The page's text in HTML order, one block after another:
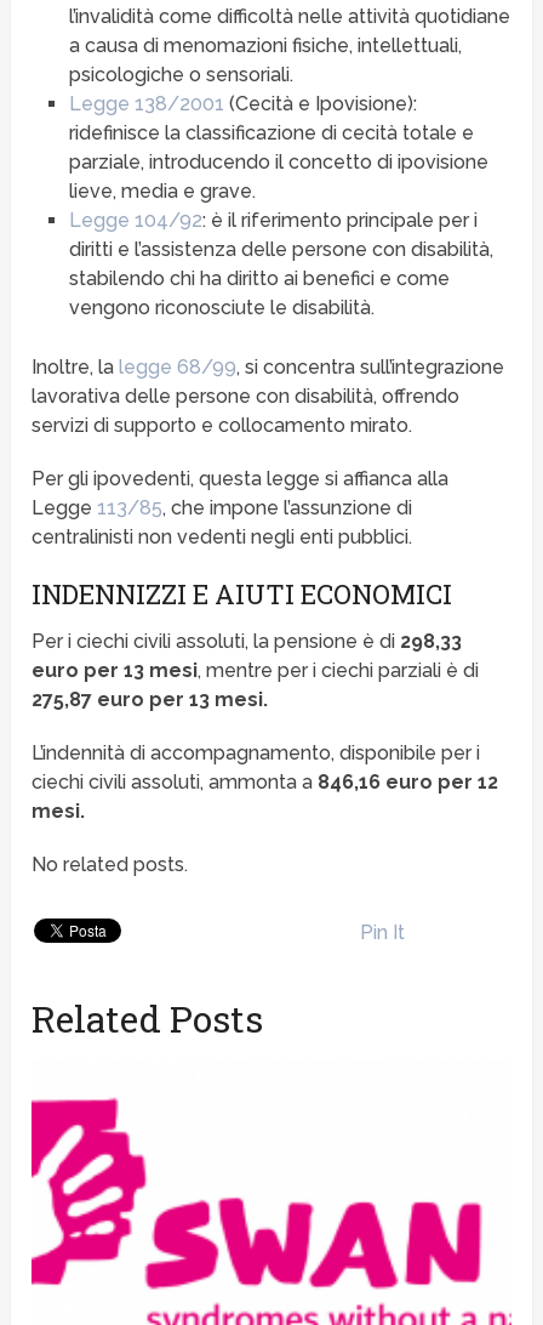
l’invalidità come difficoltà nelle attività quotidiane
a causa di menomazioni fisiche, intellettuali,
psicologiche o sensoriali.
Legge 138/2001 (Cecità e Ipovisione):
ridefinisce la classificazione di cecità totale e
parziale, introducendo il concetto di ipovisione
lieve, media e grave.
Legge 104/92: è il riferimento principale per i
diritti e l’assistenza delle persone con disabilità,
stabilendo chi ha diritto ai benefici e come
vengono riconosciute le disabilità.
Inoltre, lalegge 68/99, si concentra sull’integrazione
lavorativa delle persone con disabilità, offrendo
servizi di supporto e collocamento mirato.
Per gli ipovedenti, questa legge si affianca alla
Legge113/85, che impone l’assunzione di
centralinisti non vedenti negli enti pubblici.
INDENNIZZI E AIUTI ECONOMICI
Per i ciechi civili assoluti, la pensione è di 298,33
euro per 13 mesi, mentre per i ciechi parziali è di
275,87 euro per 13 mesi.
L’indennità di accompagnamento, disponibile per i
ciechi civili assoluti, ammonta a 846,16 euro per 12
mesi.
No related posts.
Pin It
Related Posts